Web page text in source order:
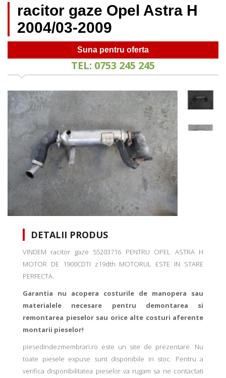
racitor gaze Opel Astra H
2004/03-2009
Suna pentru oferta
TEL: 0753 245 245
DETALII PRODUS
VINDEM racitor gaze 55203716 PENTRU OPEL ASTRA H
MOTOR DE 1900CDTI z19dth MOTORUL ESTE IN STARE
PERFECTA.
Garantia nu acopera costurile de manopera sau
materialele necesare pentru demontarea si
remontarea pieselor sau orice alte costuri aferente
montarii pieselor!
piesedindezmembrari.ro este un site de prezentare. Nu
toate piesele expuse sunt disponibile in stoc. Pentru a
verifica disponibilitatea pieselor va rugam sa ne contactati